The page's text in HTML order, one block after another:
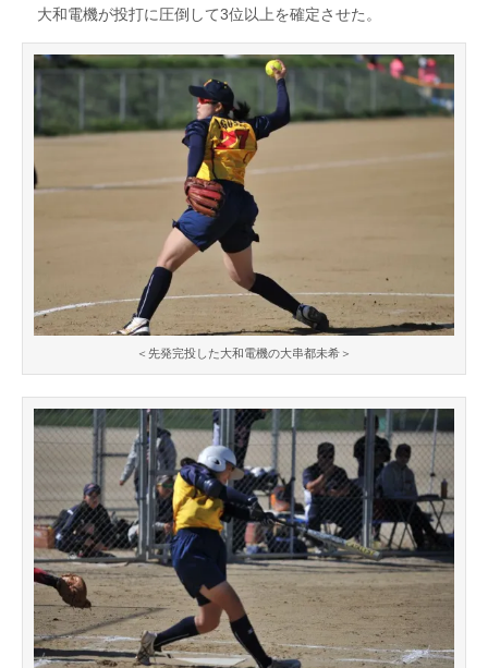
大和電機が投打に圧倒して3位以上を確定させた。
＜先発完投した大和電機の大串都未希＞